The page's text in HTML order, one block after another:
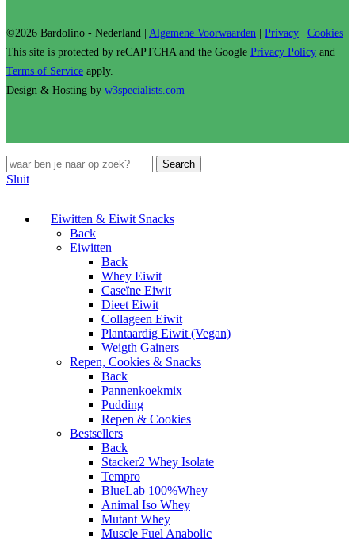
©2026 Bardolino - Nederland | Algemene Voorwaarden Privacy
Cookies
This site is protected by reCAPTCHA and the Google Privacy Policy and
Terms of Service apply.
Design & Hosting by w3specialists.com
Search
Sluit
Eiwitten & Eiwit Snacks
Back
Eiwitten
Back
Whey Eiwit
Caseïne Eiwit
Dieet Eiwit
Collageen Eiwit
Plantaardig Eiwit (Vegan)
Weigth Gainers
Repen, Cookies & Snacks
Back
Pannenkoekmix
Pudding
Repen & Cookies
Bestsellers
Back
Stacker2 Whey Isolate
Tempro
BlueLab 100%Whey
Animal Iso Whey
Mutant Whey
Muscle Fuel Anabolic